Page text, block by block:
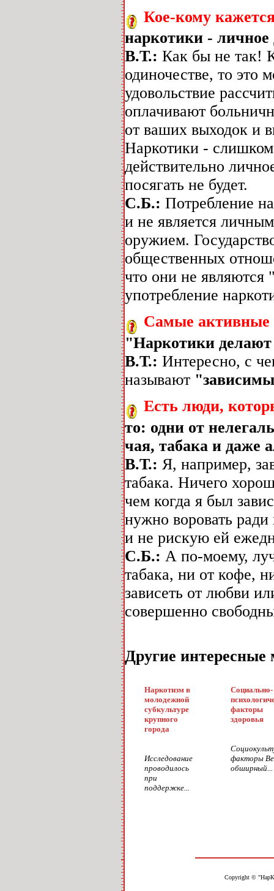
Кое-кому
наркотики - личное
В.Т.: Как бы не так!
одиночестве, то это
удовольствие
оплачивают
от ваших выходок и
Наркотики -
действительно
посягать не будет.
С.Б.: Потребление
и не является
оружием.
общественных
что они не являются
употребление
Самые активные
"Наркотики
В.Т.: Интересно, с
называют
Есть люди,
то: одни от
чая, табака и даже
В.Т.: Я, например,
табака. Ничего
чем когда я был
нужно воровать
и не рискую ей
С.Б.: А по-моему,
табака, ни от кофе,
зависеть от любви
совершенно
Другие
Наркотизм в
молодежной
субкультуре
крупного
города
Исследование
проводилось
при
поддержке...
Социально-
факторы
здоровья
факторы
обширный...
Copyright ©